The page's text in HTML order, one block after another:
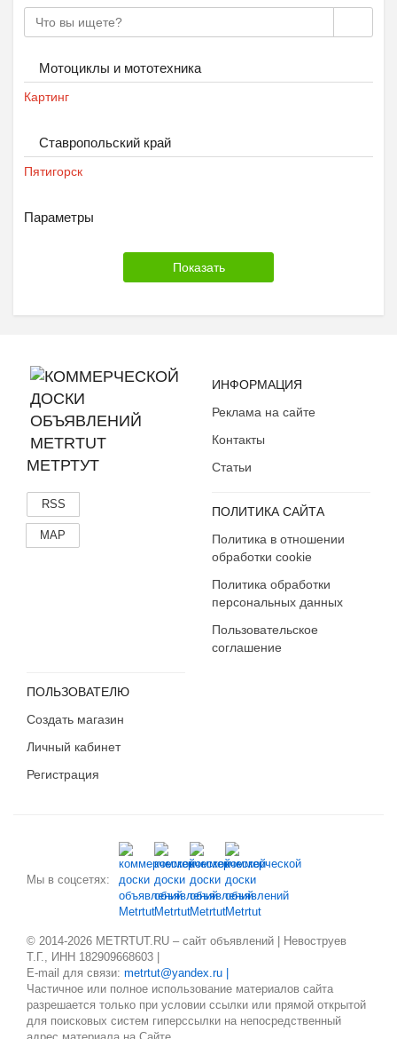
Мотоциклы и мототехника
Картинг
Ставропольский край
Пятигорск
Параметры
МЕТРТУТ
RSS
MAP
ИНФОРМАЦИЯ
Реклама на сайте
Контакты
Статьи
ПОЛИТИКА САЙТА
Политика в отношении
обработки cookie
Политика обработки
персональных данных
Пользовательское
соглашение
ПОЛЬЗОВАТЕЛЮ
Создать магазин
Личный кабинет
Регистрация
Мы в соцсетях:
© 2014-2026 METRTUT.RU – сайт объявлений | Невоструев
Т.Г., ИНН 182909668603 |
E-mail для связи: metrtut@yandex.ru |
Частичное или полное использование материалов сайта
разрешается только при условии ссылки или прямой открытой
для поисковых систем гиперссылки на непосредственный